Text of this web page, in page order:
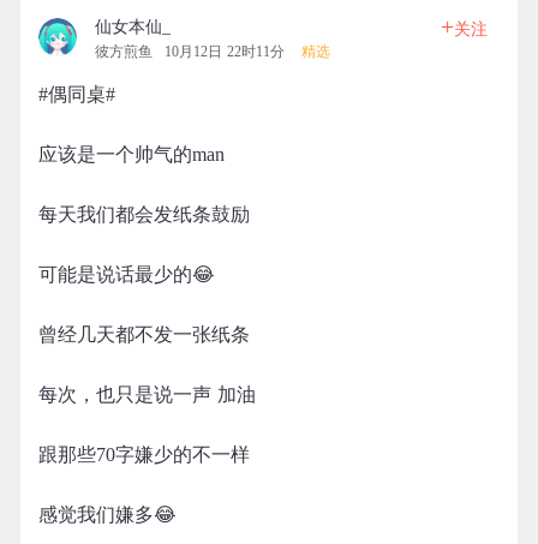
仙女本仙_
彼方煎鱼 10月12日 22时11分 精选
+关注
#偶同桌#
应该是一个帅气的man
每天我们都会发纸条鼓励
可能是说话最少的😂
曾经几天都不发一张纸条
每次，也只是说一声 加油
跟那些70字嫌少的不一样
感觉我们嫌多😂